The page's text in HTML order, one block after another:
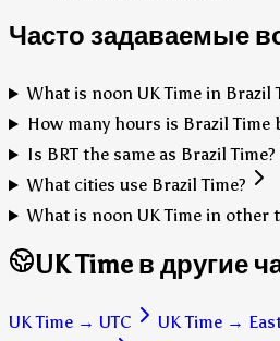
Часто задаваемые
What is noon UK Time in Brazil
How many hours is Brazil Time
Is BRT the same as Brazil Time?
What cities use Brazil Time?
What is noon UK Time in other
UK Time в другие
UK Time → UTC UK Time →